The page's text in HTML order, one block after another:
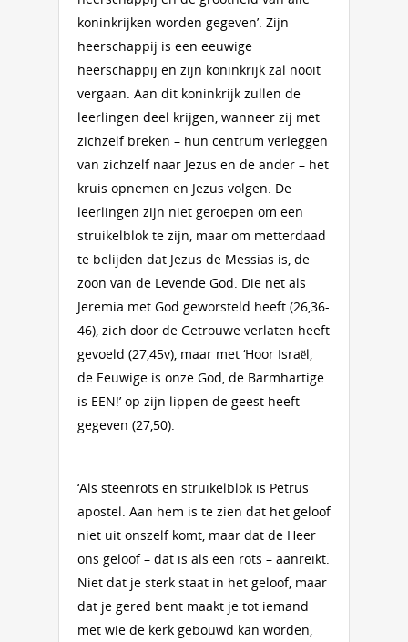
koninkrijken worden gegeven’. Zijn
heerschappij is een eeuwige
heerschappij en zijn koninkrijk zal nooit
vergaan. Aan dit koninkrijk zullen de
leerlingen deel krijgen, wanneer zij met
zichzelf breken – hun centrum verleggen
van zichzelf naar Jezus en de ander – het
kruis opnemen en Jezus volgen. De
leerlingen zijn niet geroepen om een
struikelblok te zijn, maar om metterdaad
te belijden dat Jezus de Messias is, de
zoon van de Levende God. Die net als
Jeremia met God geworsteld heeft (26,36-
46), zich door de Getrouwe verlaten heeft
gevoeld (27,45v), maar met ‘Hoor Israël,
de Eeuwige is onze God, de Barmhartige
is EEN!’ op zijn lippen de geest heeft
gegeven (27,50).
‘Als steenrots en struikelblok is Petrus
apostel. Aan hem is te zien dat het geloof
niet uit onszelf komt, maar dat de Heer
ons geloof – dat is als een rots – aanreikt.
Niet dat je sterk staat in het geloof, maar
dat je gered bent maakt je tot iemand
met wie de kerk gebouwd kan worden,